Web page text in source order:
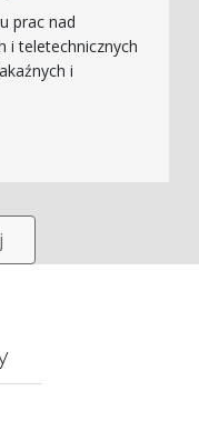
prac nad
i teletechnicznych
i